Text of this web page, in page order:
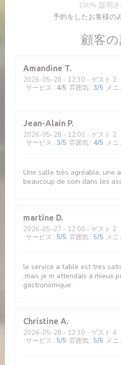
顧客
Amandine T
2026-05-28 - 12:30 - ゲスト 2
サービス : 4/5 雰囲気 : 3/5 メニ
Jean-Alain P
2026-05-28 - 12:00 - ゲスト 2
サービス : 3/5 雰囲気 : 4/5 メニ
Une salle très agréable, une
beaucoup de soin dans les
martine D
2026-05-27 - 12:00 - ゲスト 2
サービス : 5/5 雰囲気 : 5/5 メニ
le service a table est tres
,mais je m attendais a mieux
gastronomique.
Christine A
2026-05-28 - 12:30 - ゲスト 4
サービス : 5/5 雰囲気 : 5/5 メニ
100% 証明
予約をしたお客様の